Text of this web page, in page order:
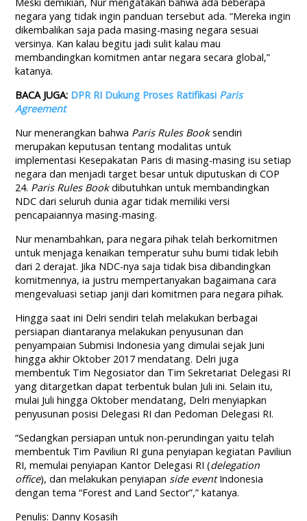
negara yang tidak ingin panduan tersebut ada. “Mereka ingin
dikembalikan saja pada masing-masing negara sesuai
versinya. Kan kalau begitu jadi sulit kalau mau
membandingkan komitmen antar negara secara global,”
katanya.
BACA JUGA: DPR RI Dukung Proses Ratifikasi Paris
Agreement
Nur menerangkan bahwa Paris Rules Booksendiri
merupakan keputusan tentang modalitas untuk
implementasi Kesepakatan Paris di masing-masing isu setiap
negara dan menjadi target besar untuk diputuskan di COP
24. Paris Rules Bookdibutuhkan untuk membandingkan
NDC dari seluruh dunia agar tidak memiliki versi
pencapaiannya masing-masing.
Nur menambahkan, para negara pihak telah berkomitmen
untuk menjaga kenaikan temperatur suhu bumi tidak lebih
dari 2 derajat. Jika NDC-nya saja tidak bisa dibandingkan
komitmennya, ia justru mempertanyakan bagaimana cara
mengevaluasi setiap janji dari komitmen para negara pihak.
Hingga saat ini Delri sendiri telah melakukan berbagai
persiapan diantaranya melakukan penyusunan dan
penyampaian Submisi Indonesia yang dimulai sejak Juni
hingga akhir Oktober 2017 mendatang. Delri juga
membentuk Tim Negosiator dan Tim Sekretariat Delegasi RI
yang ditargetkan dapat terbentuk bulan Juli ini. Selain itu,
mulai Juli hingga Oktober mendatang, Delri menyiapkan
penyusunan posisi Delegasi RI dan Pedoman Delegasi RI.
“Sedangkan persiapan untuk non-perundingan yaitu telah
membentuk Tim Paviliun RI guna penyiapan kegiatan Paviliun
RI, memulai penyiapan Kantor Delegasi RI (delegation
office), dan melakukan penyiapan side eventIndonesia
dengan tema “Forest and Land Sector”,” katanya.
Penulis: Danny Kosasih